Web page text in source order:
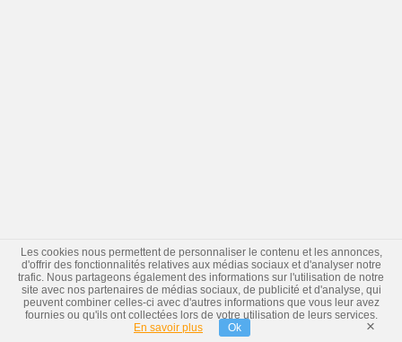
Les cookies nous permettent de personnaliser le contenu et les annonces,
d'offrir des fonctionnalités relatives aux médias sociaux et d'analyser notre
trafic. Nous partageons également des informations sur l'utilisation de notre
site avec nos partenaires de médias sociaux, de publicité et d'analyse, qui
peuvent combiner celles-ci avec d'autres informations que vous leur avez
fournies ou qu'ils ont collectées lors de votre utilisation de leurs services.
En savoir plus
Ok ×